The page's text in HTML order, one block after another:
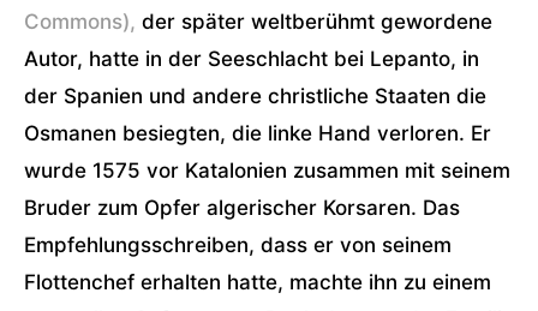
Commons), der später weltberühmt gewordene
Autor, hatte in der Seeschlacht bei Lepanto, in
der Spanien und andere christliche Staaten die
Osmanen besiegten, die linke Hand verloren. Er
wurde 1575 vor Katalonien zusammen mit seinem
Bruder zum Opfer algerischer Korsaren. Das
Empfehlungsschreiben, dass er von seinem
Flottenchef erhalten hatte, machte ihn zu einem